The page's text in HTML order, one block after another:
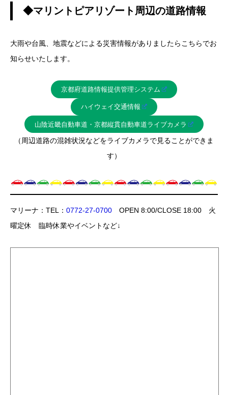
◆マリントピアリゾート周辺の道路情報
大雨や台風、地震などによる災害情報がありましたらこちらでお
知らせいたします。
京都府道路情報提供管理システム
ハイウェイ交通情報
山陰近畿自動車道・京都縦貫自動車道ライブカメラ
（周辺道路の混雑状況などをライブカメラで見ることができま
す）
マリーナ：TEL： 0772-27-0700 OPEN 8:00/CLOSE 18:00 火
曜定休 臨時休業やイベントなど↓